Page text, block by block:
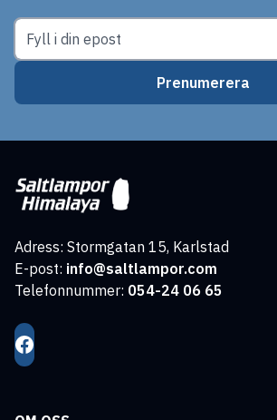
Prenumerera
Adress: Stormgatan 15, Karlstad
E-post: info@saltlampor.com
Telefonnummer: 054-24 06 65